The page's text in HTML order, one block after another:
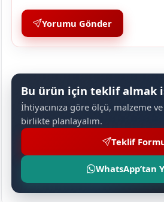
Yorumu Gönder
Bu ürün için teklif almak
İhtiyacınıza göre ölçü, malzeme
birlikte planlayalım.
Teklif
WhatsApp’tan